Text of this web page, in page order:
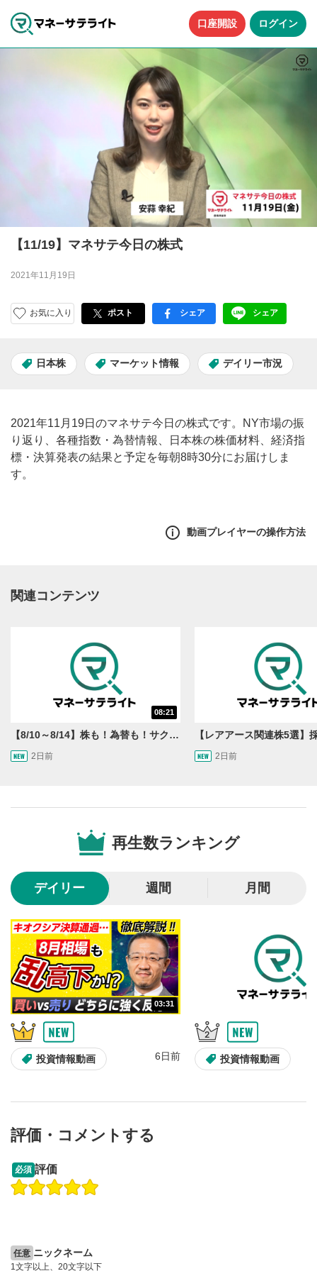
口座開設 ログイン
【11/19】マネサテ今日の株式
2021年11月19日
お気に入り ポスト facebook
シェア LINE
シェア
日本株 マーケット情報 デイリー市況
2021年11月19日のマネサテ今日の株式です。NY市場の振
り返り、各種指数・為替情報、日本株の株価材料、経済指
標・決算発表の結果と予定を毎朝8時30分にお届けしま
す。
動画プレイヤーの操作方法
動画再生エリアをクリックすると、動画を再生または
操作メニュー
3
再生/一時停止
4
10秒戻し/10秒送り
10秒、動画を巻き戻し/早送りします。
5
シークバー
再生位置を示しています。再生したい位置をクリック
するとその位置から動画が再生されます。
6
画質/再生速度の設定
画質の選択/再生速度の変更ができます。
全画面表示
動画が全画面で表示されます。再度クリックすると元
のサイズに戻ります。
関連コンテンツ
08:21
【8/10～8/14】株も！為替も！サクッと！来週のマーケット見通し＜Next View＞
2日前 2日前
再生数ランキング
デイリー 週間 月間
03:31
投資情報動画 6日前 投資情報動画
操作説明動画
評価・コメントする
必須 評価
任意 ニックネーム
1文字以上、20文字以下